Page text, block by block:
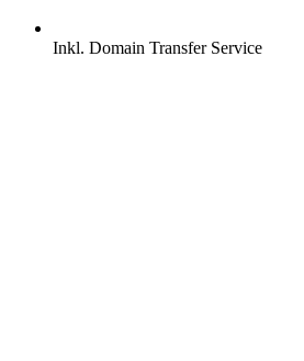
Inkl. Domain Transfer Service